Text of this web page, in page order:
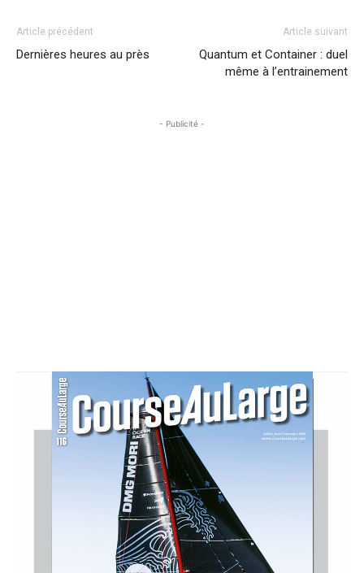
Article précédent
Dernières heures au près
Article suivant
Quantum et Container : duel
même à l’entrainement
- Publicité -